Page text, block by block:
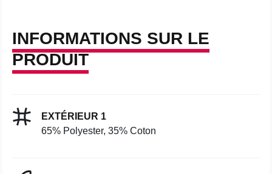
INFORMATIONS SUR LE
PRODUIT
EXTÉRIEUR 1
65% Polyester, 35% Coton